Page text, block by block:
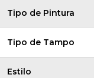
Tipo de Pintura
Tipo de Tampo
Estilo